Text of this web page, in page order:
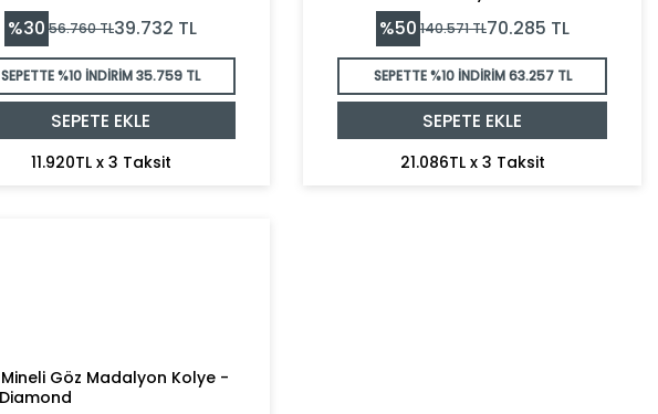
%30 56.760TL39.732 TL
SEPETTE %10 İNDİRİM35.759 TL
SEPETE EKLE
11.920TL x 3 Taksit
%50 140.571TL70.285 TL
SEPETTE %10 İNDİRİM63.257 TL
SEPETE EKLE
21.086TL x 3 Taksit